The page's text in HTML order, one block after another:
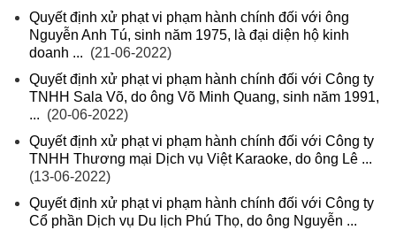
Quyết định xử phạt vi phạm hành chính đối với ông
Nguyễn Anh Tú, sinh năm 1975, là đại diện hộ kinh
doanh ... (21-06-2022)
Quyết định xử phạt vi phạm hành chính đối với Công ty
TNHH Sala Võ, do ông Võ Minh Quang, sinh năm 1991,
... (20-06-2022)
Quyết định xử phạt vi phạm hành chính đối với Công ty
TNHH Thương mại Dịch vụ Việt Karaoke, do ông Lê ...
(13-06-2022)
Quyết định xử phạt vi phạm hành chính đối với Công ty
Cổ phần Dịch vụ Du lịch Phú Thọ, do ông Nguyễn ...